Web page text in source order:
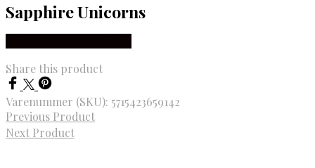
Sapphire Unicorns
Share this product
Varenummer (SKU): 5715423659142
Previous Product
Next Product